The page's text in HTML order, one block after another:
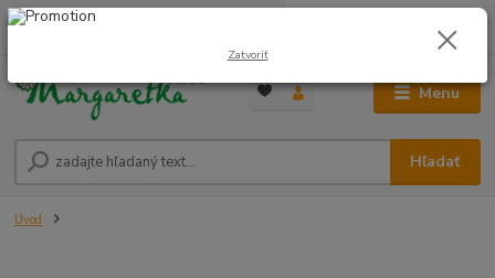
Menu
Hľadať
0948 236 042
0,00 €
Úvod
Zatvoriť